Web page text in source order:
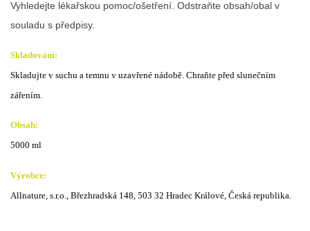
Vyhledejte lékařskou pomoc/ošetření. Odstraňte obsah/obal v
souladu s předpisy.
Skladování:
Skladujte v suchu a temnu v uzavřené nádobě. Chraňte před slunečním
zářením.
Obsah:
5000 ml
Výrobce:
Allnature, s.r.o., Březhradská 148, 503 32 Hradec Králové, Česká republika.